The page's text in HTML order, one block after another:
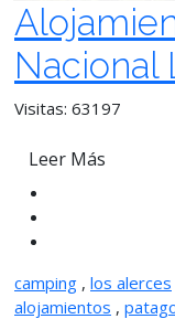
Nacional
Visitas: 63197
Leer Más
camping , los alerces
alojamientos ,